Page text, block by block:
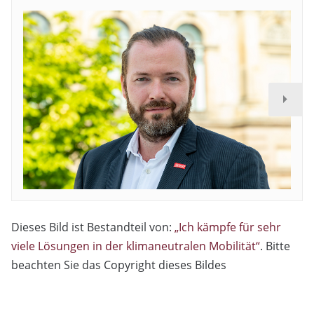
Dieses Bild ist Bestandteil von: „Ich kämpfe für sehr
viele Lösungen in der klimaneutralen Mobilität“. Bitte
beachten Sie das Copyright dieses Bildes